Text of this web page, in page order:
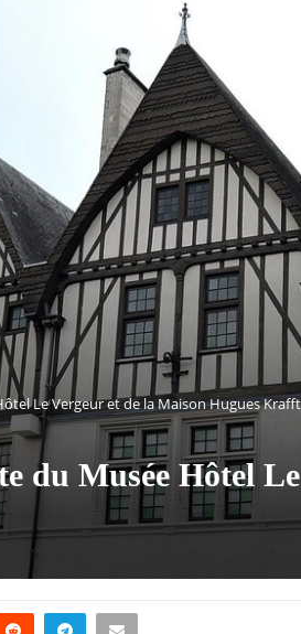
Le Vergeur et de la Maison Hugues
du Musée Hôtel